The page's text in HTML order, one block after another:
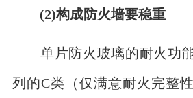
(2)构成防火墙要稳重
单片防火玻璃的耐火功能
列的C类（仅满意耐火完整